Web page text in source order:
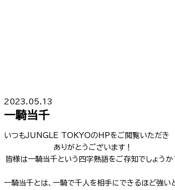
Gravure グラビア
2023.05.13
一騎当千
いつもJUNGLE TOKYOのHPをご閲覧いただき
ありがとうございます！
皆様は一騎当千という四字熟語をご存知でしょうか
一騎当千とは、一騎で千人を相手にできるほど強い